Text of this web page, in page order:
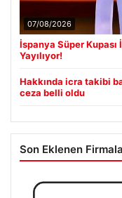
07/08/2026
İspanya Süper Kupası
Yayılıyor!
Hakkında icra takibi
ceza belli oldu
Son Eklenen